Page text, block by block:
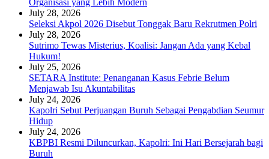
July 28, 2026
Seleksi Akpol 2026 Disebut Tonggak Baru Rekrutmen Polri
July 28, 2026
Sutrimo Tewas Misterius, Koalisi: Jangan Ada yang Kebal
Hukum!
July 25, 2026
SETARA Institute: Penanganan Kasus Febrie Belum
Menjawab Isu Akuntabilitas
July 24, 2026
Kapolri Sebut Perjuangan Buruh Sebagai Pengabdian Seumur
Hidup
July 24, 2026
KBPBI Resmi Diluncurkan, Kapolri: Ini Hari Bersejarah bagi
Buruh